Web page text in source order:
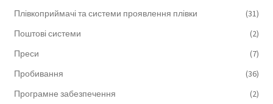
Плівкоприймачі та системи проявлення плівки
(31)
Поштові системи
(2)
Преси
(7)
Пробивання
(36)
Програмне забезпечення
(2)